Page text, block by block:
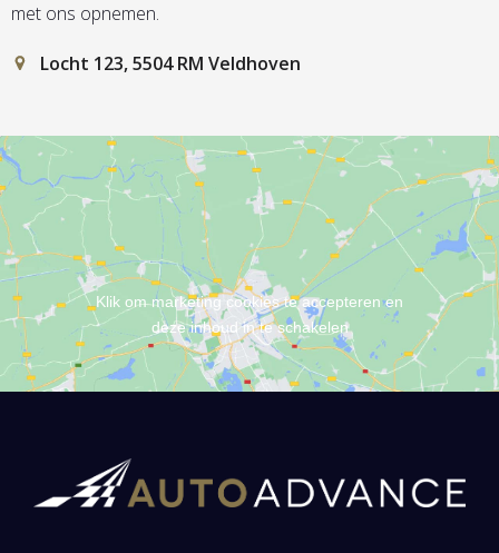
met ons opnemen.
Locht 123, 5504 RM Veldhoven
Klik om marketing cookies te accepteren en
deze inhoud in te schakelen